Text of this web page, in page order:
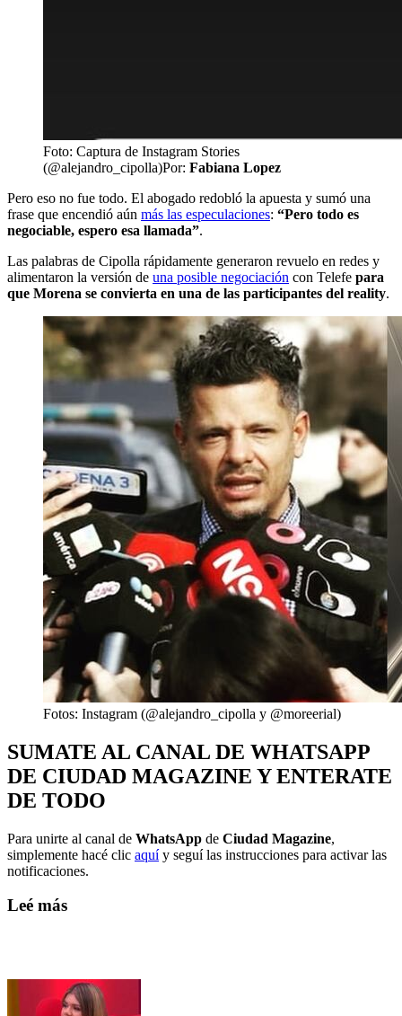
Foto: Captura de Instagram Stories
(@alejandro_cipolla)Por: Fabiana Lopez
Pero eso no fue todo. El abogado redobló la apuesta y sumó una
frase que encendió aún más las especulaciones: “Pero todo es
negociable, espero esa llamada”.
Las palabras de Cipolla rápidamente generaron revuelo en redes y
alimentaron la versión de una posible negociación con Telefe para
que Morena se convierta en una de las participantes del reality.
Fotos: Instagram (@alejandro_cipolla y @moreerial)
SUMATE AL CANAL DE WHATSAPP
DE CIUDAD MAGAZINE Y ENTERATE
DE TODO
Para unirte al canal de WhatsApp de Ciudad Magazine,
simplemente hacé clic aquíy seguí las instrucciones para activar las
notificaciones.
Leé más